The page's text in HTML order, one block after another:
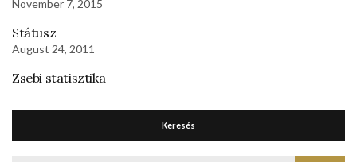
November 7, 2015
Státusz
August 24, 2011
Zsebi statisztika
Keresés